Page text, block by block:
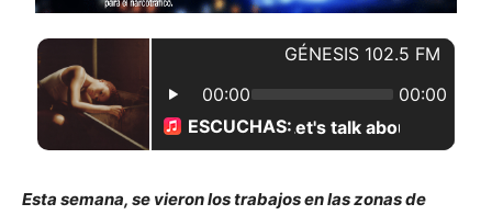
Esta semana, se vieron los trabajos en las zonas de